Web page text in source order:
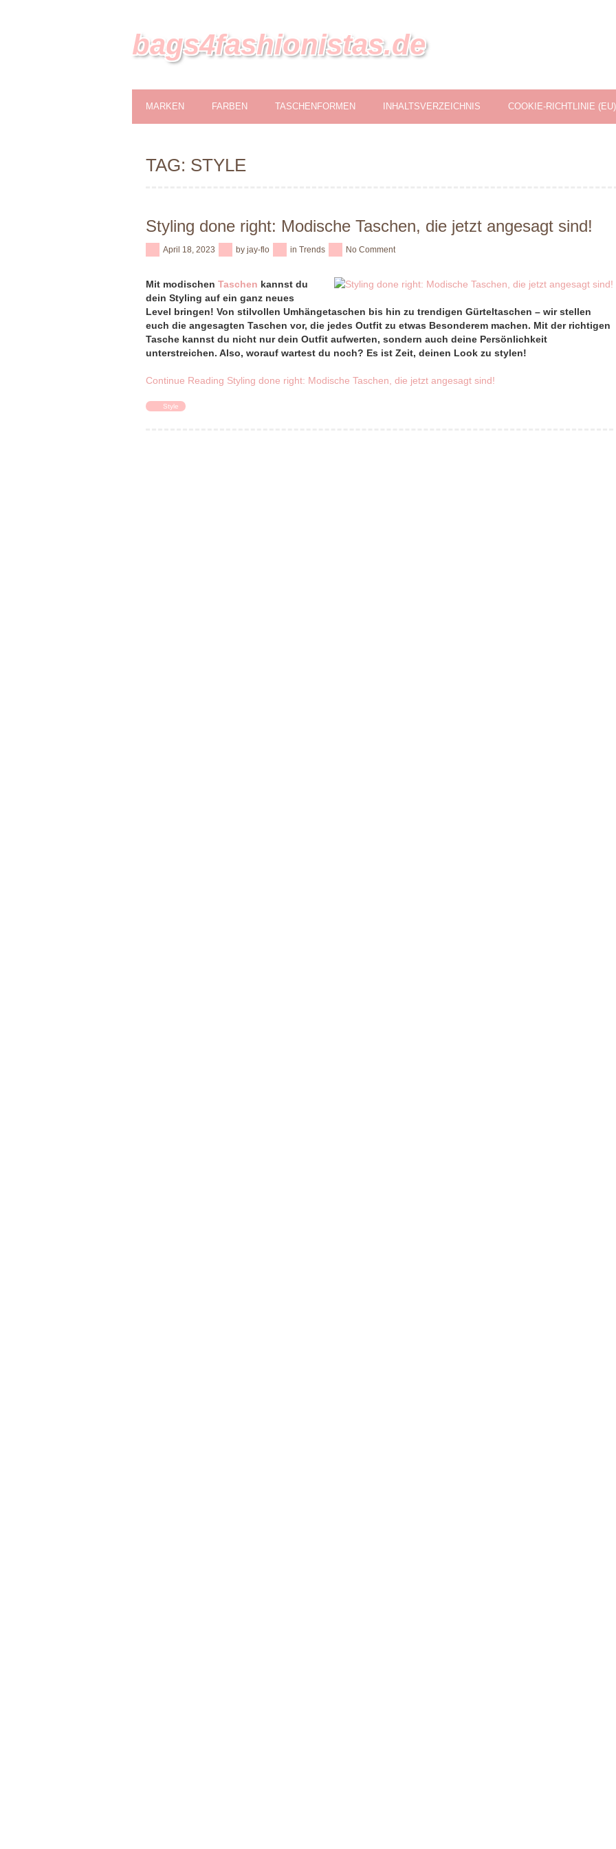
bags4fashionistas.de
MARKEN FARBEN TASCHENFORMEN INHALTSVERZEICHNIS COOKIE-RICHTLINIE (EU)
TAG: STYLE
Styling done right: Modische Taschen, die jetzt angesagt sind!
April 18, 2023 by jay-flo in Trends No Comment
Mit modischen Taschen kannst du
dein Styling auf ein ganz neues
Level bringen! Von stilvollen Umhängetaschen bis hin zu trendigen Gürteltaschen – wir stellen
euch die angesagten Taschen vor, die jedes Outfit zu etwas Besonderem machen. Mit der richtigen
Tasche kannst du nicht nur dein Outfit aufwerten, sondern auch deine Persönlichkeit
unterstreichen. Also, worauf wartest du noch? Es ist Zeit, deinen Look zu stylen!
Continue Reading Styling done right: Modische Taschen, die jetzt angesagt sind!
Style